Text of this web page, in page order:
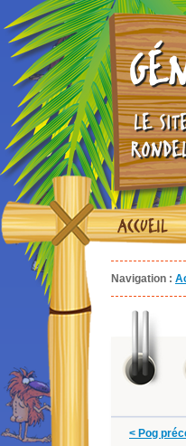
LE
ACCUEIL
Navigation :
< Pog